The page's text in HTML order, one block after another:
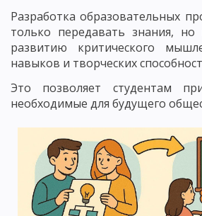
Разработка образовательных
только передавать знания, но
развитию критического
навыков и творческих
Это позволяет студентам
необходимые для будущего